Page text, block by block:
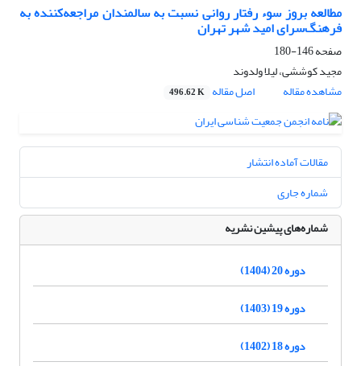
مطالعه بروز سوء رفتار روانی نسبت به سالمندان مراجعه‌کننده به
فرهنگ‌سرای امید شهر تهران
صفحه146-180
مجید کوششی، لیلا ولدوند
مشاهده مقاله
اصل مقاله 496.62 K
مقالات آماده انتشار
شماره جاری
شماره‌های پیشین نشریه
دوره 20 (1404)
دوره 19 (1403)
دوره 18 (1402)